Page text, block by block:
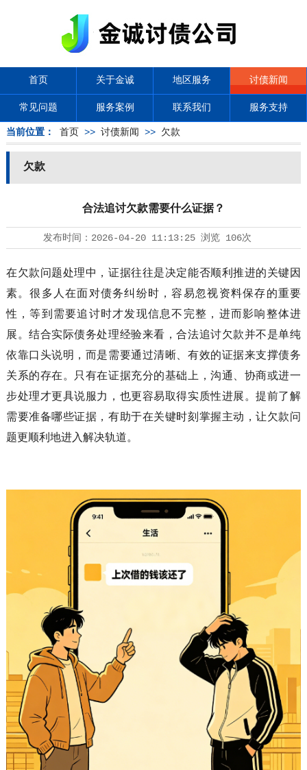
首页 关于金诚 地区服务 讨债新闻
常见问题 服务案例 联系我们 服务支持
当前位置： 首页 >> 讨债新闻 >> 欠款
欠款
合法追讨欠款需要什么证据？
发布时间： 2026-04-20 11:13:25浏览 106次
在欠款问题处理中，证据往往是决定能否顺利推进的关键因
素。很多人在面对债务纠纷时，容易忽视资料保存的重要
性，等到需要追讨时才发现信息不完整，进而影响整体进
展。结合实际债务处理经验来看，合法追讨欠款并不是单纯
依靠口头说明，而是需要通过清晰、有效的证据来支撑债务
关系的存在。只有在证据充分的基础上，沟通、协商或进一
步处理才更具说服力，也更容易取得实质性进展。提前了解
需要准备哪些证据，有助于在关键时刻掌握主动，让欠款问
题更顺利地进入解决轨道。